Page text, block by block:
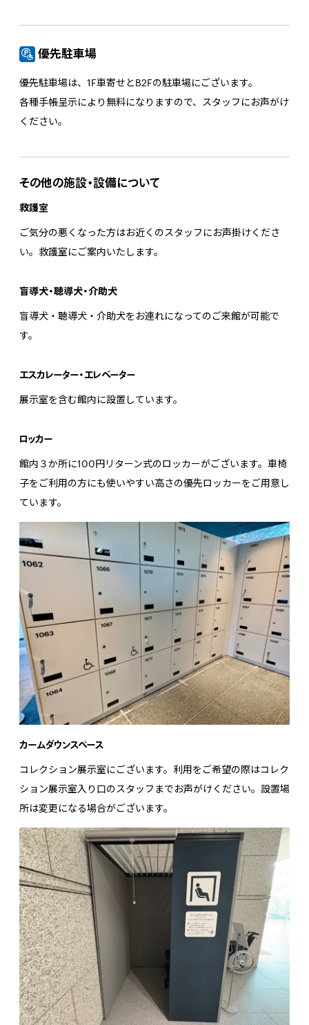
優先駐車場
優先駐車場は、1F車寄せとB2Fの駐車場にございます。
各種手帳呈示により無料になりますので、スタッフにお声がけ
ください。
その他の施設・設備について
救護室
ご気分の悪くなった方はお近くのスタッフにお声掛けくださ
い。救護室にご案内いたします。
盲導犬・聴導犬・介助犬
盲導犬・聴導犬・介助犬をお連れになってのご来館が可能で
す。
エスカレーター・エレベーター
展示室を含む館内に設置しています。
ロッカー
館内３か所に100円リターン式のロッカーがございます。車椅
子をご利用の方にも使いやすい高さの優先ロッカーをご用意し
ています。
カームダウンスペース
コレクション展示室にございます。利用をご希望の際はコレク
ション展示室入り口のスタッフまでお声がけください。設置場
所は変更になる場合がございます。